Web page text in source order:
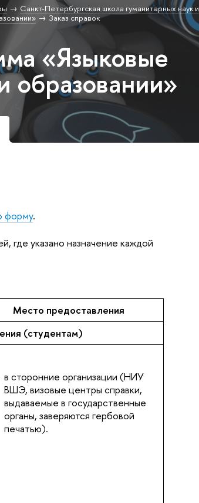
Санкт-Петербургская школа гуманитарных наук и
Заказ справок
«Языковые
образовании»
форму.
где указано назначение каждой
Место предоставления
(студентам)
в сторонние организации (НИУ
ВШЭ, визовые центры справки,
выдаваемые в государственные
органы, заверяются гербовой
печатью).